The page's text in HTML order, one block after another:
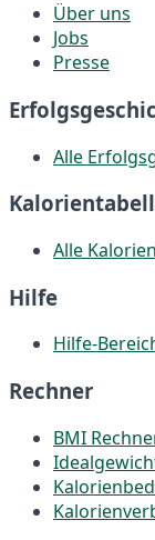
Über uns
Jobs
Presse
Alle
Alle
Hilfe
Hilfe-
Rechner
BMI